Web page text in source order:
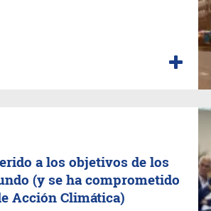
a los objetivos de los
(y se ha comprometido
Acción Climática)